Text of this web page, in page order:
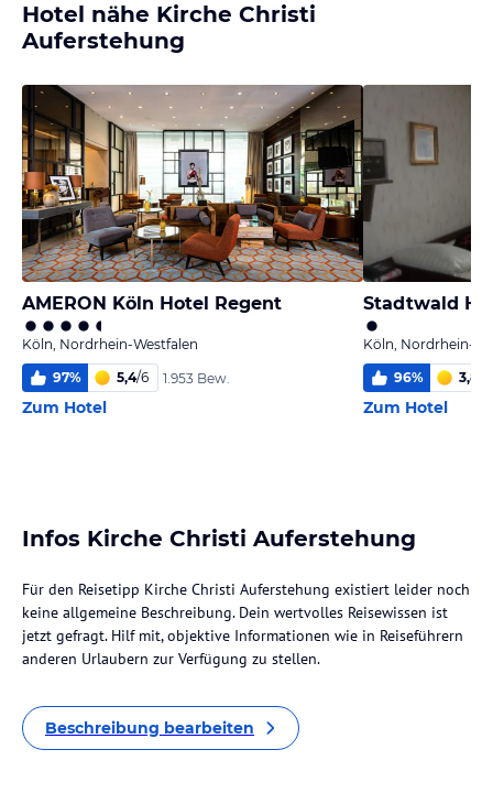
Hotel nähe Kirche Christi
Auferstehung
AMERON Köln Hotel Regent
Köln, Nordrhein-Westfalen
97% 5,4/6 1.953 Bew.
Zum Hotel
Stadtwald
Köln, Nordrhein-
96% 3,8
Zum Hotel
Infos Kirche Christi Auferstehung
Für den Reisetipp Kirche Christi Auferstehung existiert leider noch
keine allgemeine Beschreibung. Dein wertvolles Reisewissen ist
jetzt gefragt. Hilf mit, objektive Informationen wie in Reiseführern
anderen Urlaubern zur Verfügung zu stellen.
Beschreibung bearbeiten